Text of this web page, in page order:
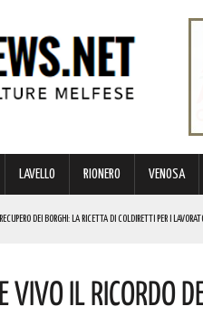
LAVELLO RIONERO VENOSA
DEI BORGHI: LA RICETTA DI COLDIRETTI PER I
DI CRISTO, SI CELEBRA SAN SALVATORE! AUGURI A CHI
Il Ricordo